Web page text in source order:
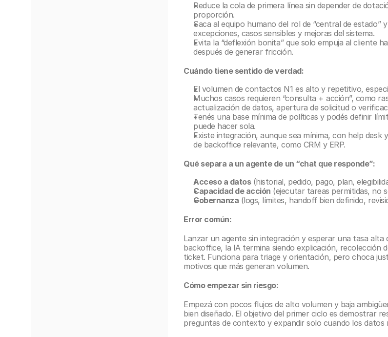
Reduce la cola de primera línea sin depender de
proporción.
Saca al equipo humano del rol de “central de estado”
excepciones, casos sensibles y mejoras del sistema.
Evita la “deflexión bonita” que solo empuja al cliente
después de generar fricción.
Cuándo tiene sentido de verdad:
El volumen de contactos N1 es alto y repetitivo,
Muchos casos requieren “consulta + acción”, como
actualización de datos, apertura de solicitud o
Tenés una base mínima de políticas y podés definir
puede hacer sola.
Existe integración, aunque sea mínima, con help desk
de backoffice relevante, como CRM y ERP.
Qué separa a un agente de un “chat que responde”:
Acceso a datos (historial, pedido, pago, plan,
Capacidad de acción (ejecutar tareas permitidas, no
Gobernanza (logs, límites, handoff bien definido,
Error común:
Lanzar un agente sin integración y esperar una tasa alta
backoffice, la IA termina siendo explicación, recolección
ticket. Funciona para triage y orientación, pero choca
motivos que más generan volumen.
Cómo empezar sin riesgo:
Empezá con pocos flujos de alto volumen y baja
bien diseñado. El objetivo del primer ciclo es demostrar
preguntas de contexto y expandir solo cuando los datos